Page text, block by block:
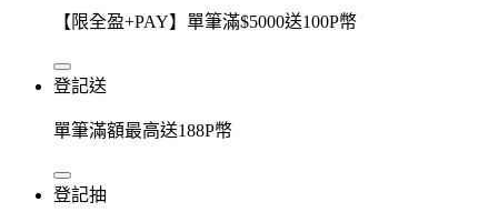
【限全盈+PAY】單筆滿$5000送100P幣
登記送
單筆滿額最高送188P幣
登記抽